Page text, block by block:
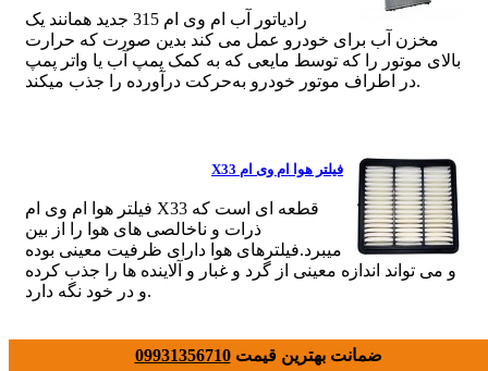
رادیاتور آب ام وی ام 315 جدید همانند یک
مخزن آب برای خودرو عمل می کند بدین صورت که حرارت
بالای موتور را که توسط مایعی که به کمک پمپ آب یا واتر پمپ
در اطراف موتور خودرو به‌حرکت‌ درآورده را جذب میکند.
فیلتر هوا ام وی ام X33
فیلتر هوا ام وی ام X33 قطعه ای است که
ذرات و ناخالصی های هوا را از بین
میبرد.فیلترهای هوا دارای ظرفیت معینی بوده
و می تواند اندازه معینی از گرد و غبار و آلاینده ها را جذب کرده
و در خود نگه دارد.
09931356710 ضمانت بهترین قیمت